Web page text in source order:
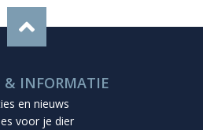
& INFORMATIE
en nieuws
voor je dier